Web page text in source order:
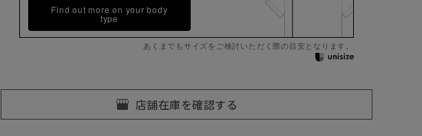
Find out more on your body
type
あくまでもサイズをご検討いただく際の目安となります。